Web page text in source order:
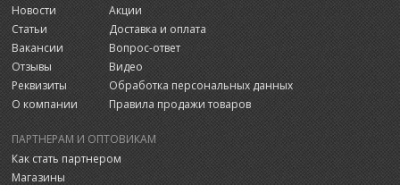
Новости
Статьи
Вакансии
Отзывы
Реквизиты
О компании
Акции
Доставка и оплата
Вопрос-ответ
Видео
Обработка персональных данных
Правила продажи товаров
ПАРТНЕРАМ И ОПТОВИКАМ
Как стать партнером
Магазины